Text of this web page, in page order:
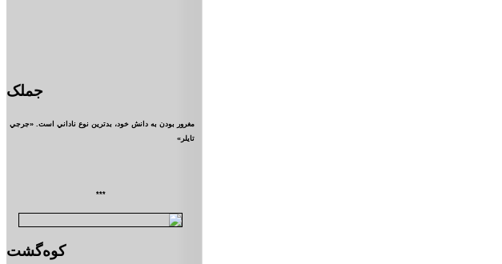
جملک
مغرور بودن به دانش خود، بدترين نوع ناداني است. «جرجي
تايلر»
***
کوه‌گشت